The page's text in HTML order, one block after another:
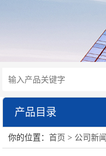
产品目录
水泥砂浆类试验仪器
你的位置：首页 > 公司新闻